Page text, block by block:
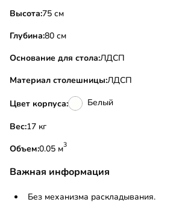
Высота:75 см
Глубина:80 см
Основание для стола:ЛДСП
Материал столешницы:ЛДСП
Цвет корпуса: Белый
Вес:
17 кг
Объем:
0.05 м3
Важная информация
Без механизма раскладывания.